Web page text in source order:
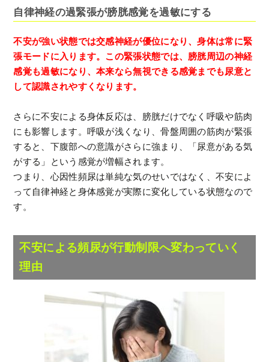
自律神経の過緊張が膀胱感覚を過敏にする
不安が強い状態では交感神経が優位になり、身体は常に緊
張モードに入ります。この緊張状態では、膀胱周辺の神経
感覚も過敏になり、本来なら無視できる感覚までも尿意と
して認識されやすくなります。
さらに不安による身体反応は、膀胱だけでなく呼吸や筋肉
にも影響します。呼吸が浅くなり、骨盤周囲の筋肉が緊張
すると、下腹部への意識がさらに強まり、「尿意がある気
がする」という感覚が増幅されます。
つまり、心因性頻尿は単純な気のせいではなく、不安によ
って自律神経と身体感覚が実際に変化している状態なので
す。
不安による頻尿が行動制限へ変わっていく
理由